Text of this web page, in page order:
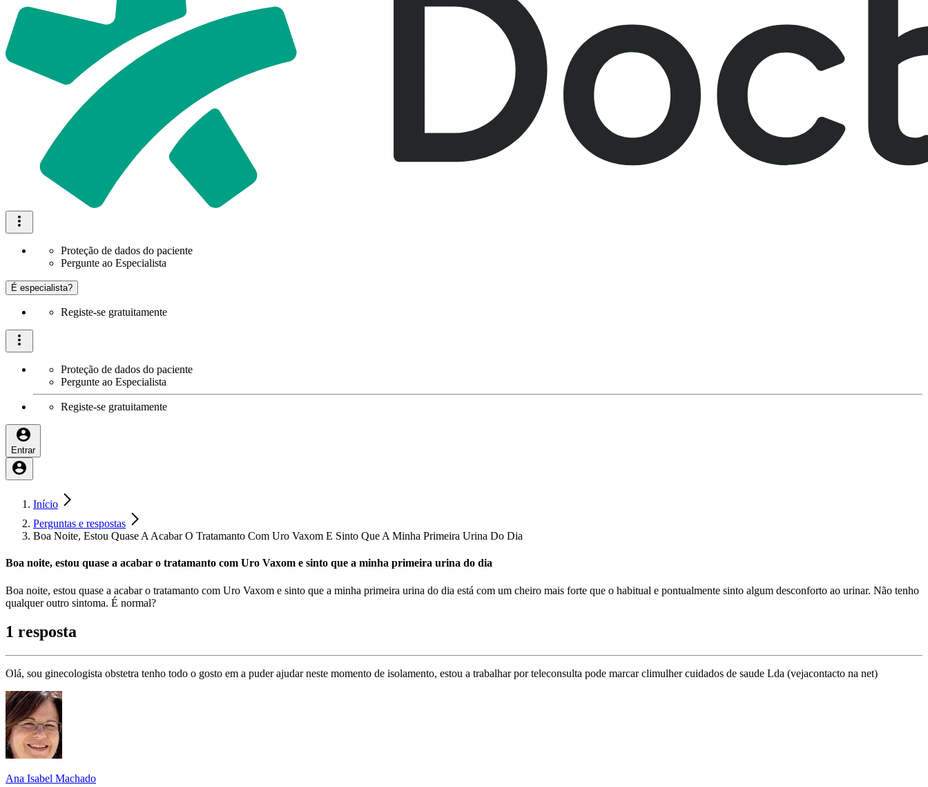
Proteção de dados do paciente
Pergunte ao Especialista
É especialista?
Registe-se gratuitamente
Proteção de dados do paciente
Pergunte ao Especialista
Registe-se gratuitamente
Entrar
Início
Perguntas e respostas
Boa Noite, Estou Quase A Acabar O Tratamanto Com Uro Vaxom E Sinto Que A Minha Primeira Urina Do Dia
Boa noite, estou quase a acabar o tratamanto com Uro Vaxom e sinto que a minha primeira urina do dia
Boa noite, estou quase a acabar o tratamanto com Uro Vaxom e sinto que a minha primeira urina do dia está com um cheiro mais forte que o habitual e pontualmente sinto algum desconforto ao urinar. Não tenho
qualquer outro sintoma. É normal?
1 resposta
Olá, sou ginecologista obstetra tenho todo o gosto em a puder ajudar neste momento de isolamento, estou a trabalhar por teleconsulta pode marcar climulher cuidados de saude Lda (vejacontacto na net)
Ana Isabel Machado